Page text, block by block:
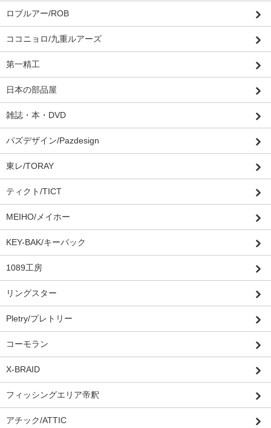
ロブルアー/ROB
ココニョロ/九重ルアーズ
第一精工
日本の部品屋
雑誌・本・DVD
パズデザイン/Pazdesign
東レ/TORAY
ティクト/TICT
MEIHO/メイホー
KEY-BAK/キーバック
1089工房
リングスター
Pletry/プレトリー
コーモラン
X-BRAID
フィッシングエリア帝釈
アチック/ATTIC